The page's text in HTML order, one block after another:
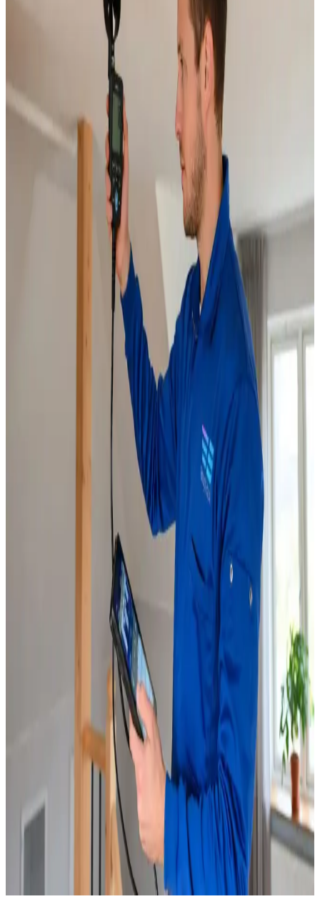
Rens
Grundig rensning af ventilationskanaler, ventiler og
aggregater i Spentrup.
Service & vedligeholdelse
Løbende service, filterskift og reparation af alle
ventilationsmærker i Spentrup.